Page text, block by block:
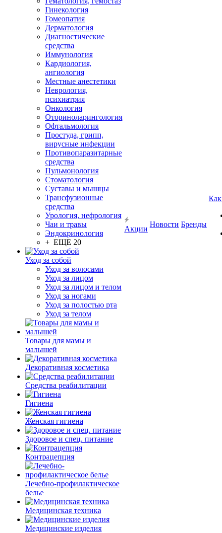
Гинекология
Гомеопатия
Дерматология
Диагностические
средства
Иммунология
Кардиология,
ангиология
Местные анестетики
Неврология,
психиатрия
Онкология
Оториноларингология
Офтальмология
Простуда, грипп,
вирусные инфекции
Противопаразитарные
средства
Пульмонология
Стоматология
Суставы и мышцы
Трансфузионные
средства
Урология, нефрология
Чаи и травы
Эндокринология
+ ЕЩЕ 20
Уход за собой
Уход за волосами
Уход за лицом
Уход за лицом и телом
Уход за ногами
Уход за полостью рта
Уход за телом
Товары для мамы и
малышей
Декоративная косметика
Средства реабилитации
Гигиена
Женская гигиена
Здоровое и спец. питание
Контрацепция
Лечебно-профилактическое
белье
Медицинская техника
Медицинские изделия
Акции
Новости Бренды